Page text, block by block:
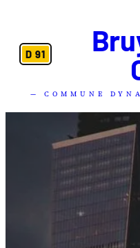
D 91
— COMMUNE